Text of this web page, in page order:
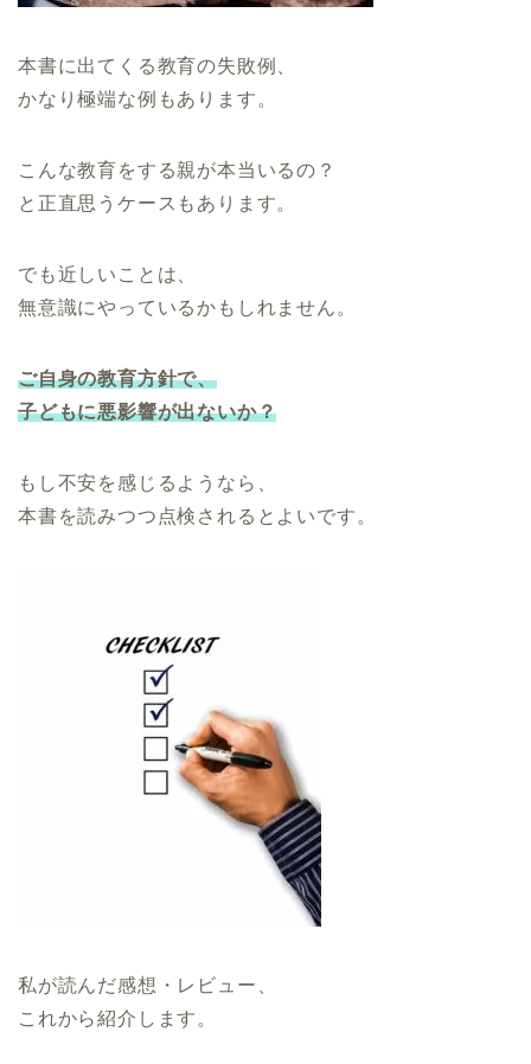
本書に出てくる教育の失敗例、
かなり極端な例もあります。
こんな教育をする親が本当いるの？
と正直思うケースもあります。
でも近しいことは、
無意識にやっているかもしれません。
ご自身の教育方針で、
子どもに悪影響が出ないか？
もし不安を感じるようなら、
本書を読みつつ点検されるとよいです。
私が読んだ感想・レビュー、
これから紹介します。